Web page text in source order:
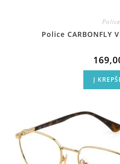
Police
Police CARBONFLY
Į